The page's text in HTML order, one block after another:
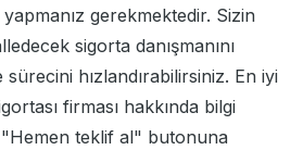
gerekmektedir. Sizin
sigorta danışmanını
hızlandırabilirsiniz. En iyi
firması hakkında bilgi
"Hemen teklif al" butonuna